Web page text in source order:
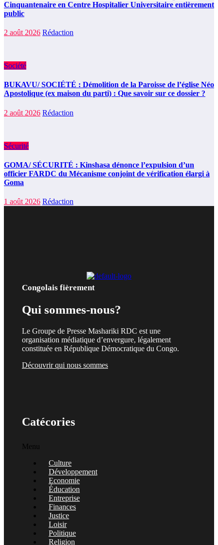
Cinquantenaire en Centre Hospitalier Universitaire entièrement
public
2 août 2026 Rédaction
Société
BUKAVU/ SOCIÉTÉ : Démolition de la Paroisse de l’église Néo
Apostolique (ex maison du parti) : Que savoir sur ce dossier ?
2 août 2026 Rédaction
Sécurité
GOMA/ SÉCURITÉ : Kinshasa dénonce l’expulsion d’un
officier FARDC du Mécanisme conjoint de vérification élargi à
Goma
1 août 2026 Rédaction
Congolais fièrement
Qui sommes-nous?
Le Groupe de Presse Mashariki RDC est une
organisation médiatique d’envergure, légalement
constituée en République Démocratique du Congo.
Découvrir qui nous sommes
Catécories
Menu
Culture
Développement
Economie
Éducation
Entreprise
Finances
Justice
Loisir
Politique
Religion